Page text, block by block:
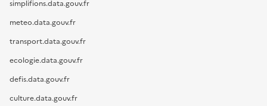
simplifions.data.gouv.fr
meteo.data.gouv.fr
transport.data.gouv.fr
ecologie.data.gouv.fr
defis.data.gouv.fr
culture.data.gouv.fr